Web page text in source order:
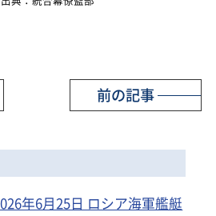
前の記事
年6月25日 ロシア海軍艦艇